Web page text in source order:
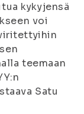
kykyjensä
voi
teemaan
Satu